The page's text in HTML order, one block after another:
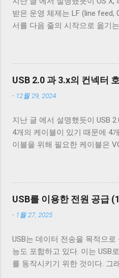
2.0 케이블의 피복을 벗겨낸 것
있는 것을 알 수 있다. 이 선들
다. 이 선은 전자기 차폐를 목적
는 두 종류의 차폐가 사용됐다
다른 하나는 얇은 도체의 가닥
통 호일 차폐(Foil Shielding)라
다. 보통 편조 차폐가 저주파수
과적이고, 호일 차폐가 고주파
과적이다. USB 3.0의 고속 전
항이다. 하지만 어지간한 싸구
이블이 ...
받은 운영 체제는 LF (line feed,
서를 다음 줄의 시작으로 옮기
커서를 줄의 처음으로 이동하
제에 종속적인 애플리케이션
다른 동작은 문제되지 않는다.
이 없는 유닉스 계열에서 파일
작용할 때 이 차이는 문제될 수
하기 위한 플래그가 POSIX.1
체의 c_oflag 다. c_oflag 는 터
전에 어떤 후처리를 할지에 대
말지에 대한 플래그로 OPOST
상관없이 터미널은 받은 문자
그를 끄는 경우는 거의 없다. 하
서 원하는대로 동작할 수 있게
ONLCR 이 켜져 있으면 터미널
CRNL 로 해석한다. 즉, Unix에서
USB 2.0 과 3.x의 컨넥터
- 12월 29, 2024
지난 글 에서 설명했듯이 USB
4개의 케이블이 있기 때문에 4
이블을 위해 필요한 케이블은
에 대한 자세한 설명은 다음
혹시 차폐에 쌓여있을 수 있는
게 제거하기 위한 GND_DRAIN
이 사용된다. 이 중 VCC 와
과 공유하기 때문에 새로운 5개
결하기 위해 USB 3.0 표준은 새
도입했다. 기존 Type B 컨넥터
확장할 수 없는 구조로 돼있기
USB를 이용한 전원 공급
- 1월 27, 2025
USB는 데이터 전송을 목적으
능도 포함하고 있다. 이는 USB
를 동작시키기 위한 것이다. 그